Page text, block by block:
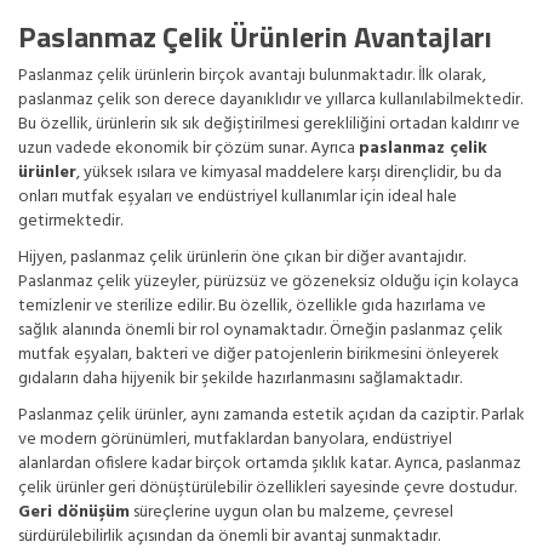
Paslanmaz Çelik Ürünlerin Avantajları
Paslanmaz çelik ürünlerin birçok avantajı bulunmaktadır. İlk olarak,
paslanmaz çelik son derece dayanıklıdır ve yıllarca kullanılabilmektedir.
Bu özellik, ürünlerin sık sık değiştirilmesi gerekliliğini ortadan kaldırır ve
uzun vadede ekonomik bir çözüm sunar. Ayrıca paslanmaz çelik
ürünler, yüksek ısılara ve kimyasal maddelere karşı dirençlidir, bu da
onları mutfak eşyaları ve endüstriyel kullanımlar için ideal hale
getirmektedir.
Hijyen,paslanmaz çelik ürünlerin öne çıkan bir diğer avantajıdır.
Paslanmaz çelik yüzeyler, pürüzsüz ve gözeneksiz olduğu için kolayca
temizlenir ve sterilize edilir. Bu özellik, özellikle gıda hazırlama ve
sağlık alanında önemli bir rol oynamaktadır. Örneğin paslanmaz çelik
mutfak eşyaları, bakteri ve diğer patojenlerin birikmesini önleyerek
gıdaların daha hijyenik bir şekilde hazırlanmasını sağlamaktadır.
Paslanmaz çelik ürünler, aynı zamanda estetik açıdan da caziptir. Parlak
ve modern görünümleri, mutfaklardan banyolara, endüstriyel
alanlardan ofislere kadar birçok ortamda şıklık katar. Ayrıca, paslanmaz
çelik ürünler geri dönüştürülebilir özellikleri sayesinde çevre dostudur.
Geri dönüşümsüreçlerine uygun olan bu malzeme, çevresel
sürdürülebilirlik açısından da önemli bir avantaj sunmaktadır.